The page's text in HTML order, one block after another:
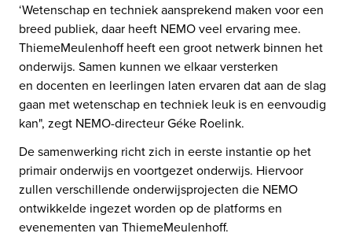
‘Wetenschap en techniek aansprekend maken voor een
breed publiek, daar heeft NEMO veel ervaring mee.
ThiemeMeulenhoff heeft een groot netwerk binnen het
onderwijs. Samen kunnen we elkaar versterken
en docenten en leerlingen laten ervaren dat aan de slag
gaan met wetenschap en techniek leuk is en eenvoudig
kan", zegt NEMO-directeur Géke Roelink.
De samenwerking richt zich in eerste instantie op het
primair onderwijs en voortgezet onderwijs. Hiervoor
zullen verschillende onderwijsprojecten die NEMO
ontwikkelde ingezet worden op de platforms en
evenementen van ThiemeMeulenhoff.